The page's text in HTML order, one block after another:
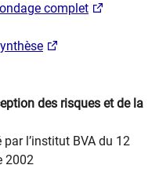
complet
des risques et de la
l’institut BVA du 12
2002